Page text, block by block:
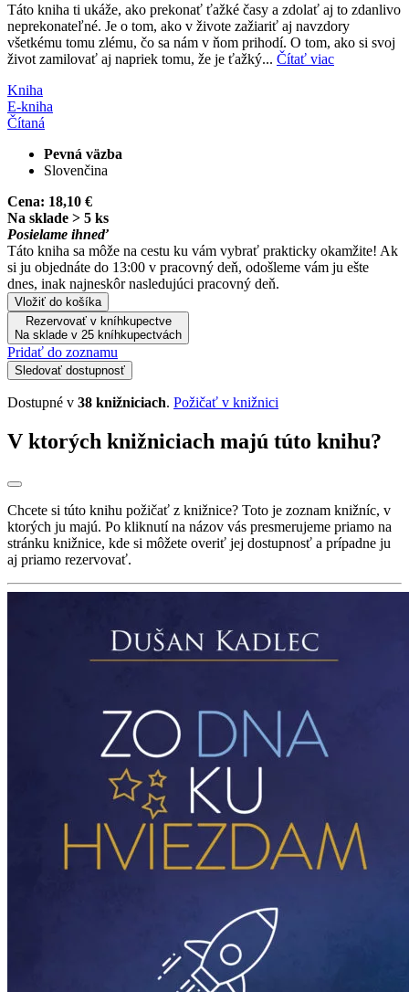
Táto kniha ti ukáže, ako prekonať ťažké časy a zdolať aj to zdanlivo
neprekonateľné. Je o tom, ako v živote zažiariť aj navzdory
všetkému tomu zlému, čo sa nám v ňom prihodí. O tom, ako si svoj
život zamilovať aj napriek tomu, že je ťažký... Čítať viac
Kniha
E-kniha
Čítaná
Pevná väzba
Slovenčina
Cena: 18,10 €
Na sklade > 5 ks
Posielame ihneď
Táto kniha sa môže na cestu ku vám vybrať prakticky okamžite! Ak
si ju objednáte do 13:00 v pracovný deň, odošleme vám ju ešte
dnes, inak najneskôr nasledujúci pracovný deň.
Vložiť do košíka
Rezervovať v kníhkupectve
Na sklade v 25 kníhkupectvách
Pridať do zoznamu
Sledovať dostupnosť
Dostupné v 38 knižniciach. Požičať v knižnici
V ktorých knižniciach majú túto knihu?
Chcete si túto knihu požičať z knižnice? Toto je zoznam knižníc, v
ktorých ju majú. Po kliknutí na názov vás presmerujeme priamo na
stránku knižnice, kde si môžete overiť jej dostupnosť a prípadne ju
aj priamo rezervovať.